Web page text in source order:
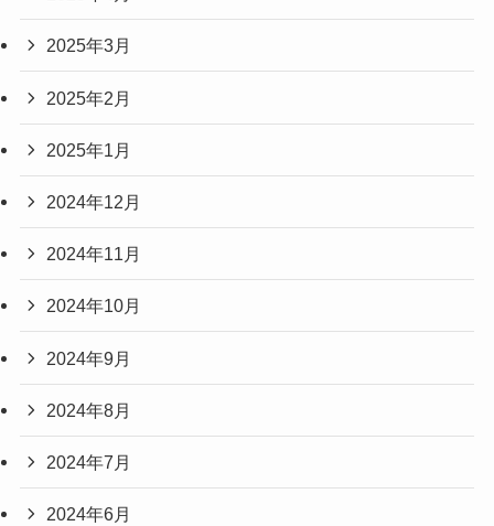
2025年3月
2025年2月
2025年1月
2024年12月
2024年11月
2024年10月
2024年9月
2024年8月
2024年7月
2024年6月